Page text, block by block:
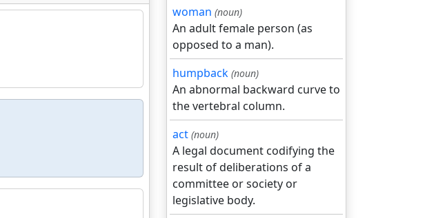
woman (noun)
An adult female person (as
opposed to a man).
humpback (noun)
An abnormal backward curve to
the vertebral column.
act (noun)
A legal document codifying the
result of deliberations of a
committee or society or
legislative body.